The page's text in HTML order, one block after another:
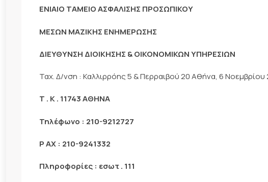
ΕΝΙΑΙΟ ΤΑΜΕΙΟΑΣΦΑΛΙΣΗΣ ΠΡΟΣΩΠΙΚΟΥ
ΜΕΣΩΝ ΜΑΖΙΚΗΣ ΕΝΗΜΕΡΩΣΗΣ
ΔΙΕΥΘΥΝΣΗ ΔΙΟΙΚΗΣΗΣ &ΟΙΚΟΝΟΜΙΚΩΝΥΠΗΡΕΣΙΩΝ
Ταχ. Δ/νση : Καλλιρρόης 5 & Περραιβού 20 Αθήνα, 6 Νοεμβρίου
Τ . Κ. 11743ΑΘΗΝΑ
Τηλέφωνο : 210-9212727
ΡΑΧ : 210-9241332
Πληροφορίες : εσωτ. 111